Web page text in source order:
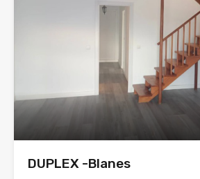
DUPLEX -Blanes